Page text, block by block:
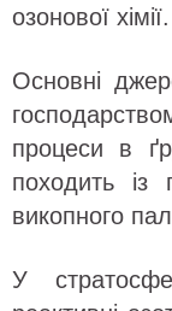
озонової хімії.
Основні
процеси в
походить із
викопного
У